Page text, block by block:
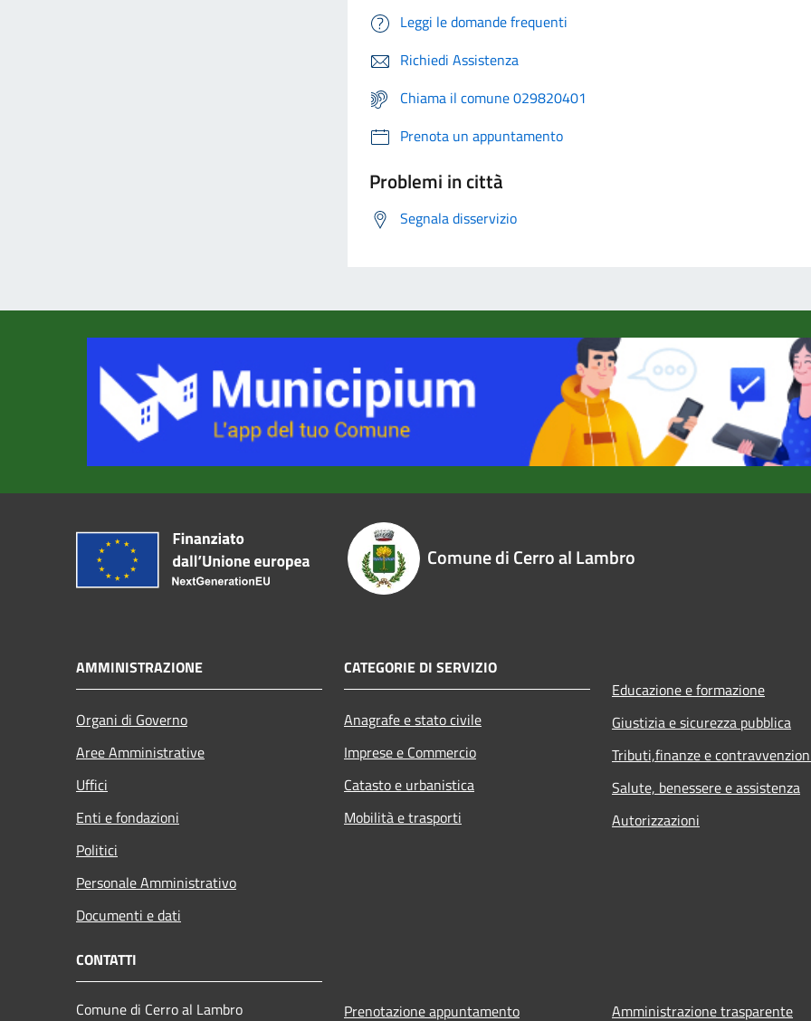
Leggi le domande frequenti
Richiedi Assistenza
Chiama il comune 029820401
Prenota un appuntamento
Problemi in città
Segnala disservizio
Comune di Cerro al Lambro
AMMINISTRAZIONE
Organi di Governo
Aree Amministrative
Uffici
Enti e fondazioni
Politici
Personale Amministrativo
Documenti e dati
CATEGORIE DI SERVIZIO
Anagrafe e stato civile
Imprese e Commercio
Catasto e urbanistica
Mobilità e trasporti
Educazione e formazione
Giustizia e sicurezza pubblica
Tributi,finanze e
Salute, benessere e assistenza
Autorizzazioni
CONTATTI
Comune di Cerro al Lambro Prenotazione appuntamento Amministrazione trasparente